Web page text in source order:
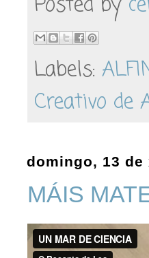
Labels:
Creativo de
domingo, 13 de
MÁIS